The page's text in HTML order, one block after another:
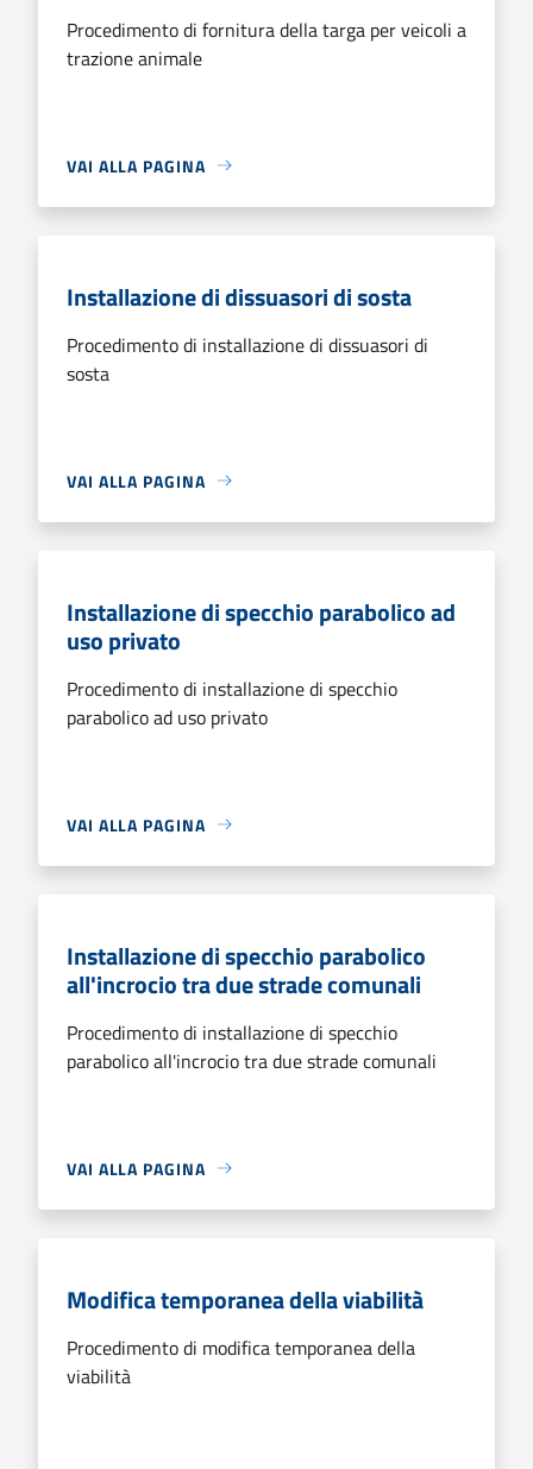
Procedimento di fornitura della targa per veicoli a
trazione animale
VAI ALLA PAGINA
Installazione di dissuasori di sosta
Procedimento di installazione di dissuasori di
sosta
VAI ALLA PAGINA
Installazione di specchio parabolico ad
uso privato
Procedimento di installazione di specchio
parabolico ad uso privato
VAI ALLA PAGINA
Installazione di specchio parabolico
all'incrocio tra due strade comunali
Procedimento di installazione di specchio
parabolico all'incrocio tra due strade comunali
VAI ALLA PAGINA
Modifica temporanea della viabilità
Procedimento di modifica temporanea della
viabilità